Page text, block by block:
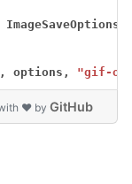
options, "gif-
❤ by GitHub